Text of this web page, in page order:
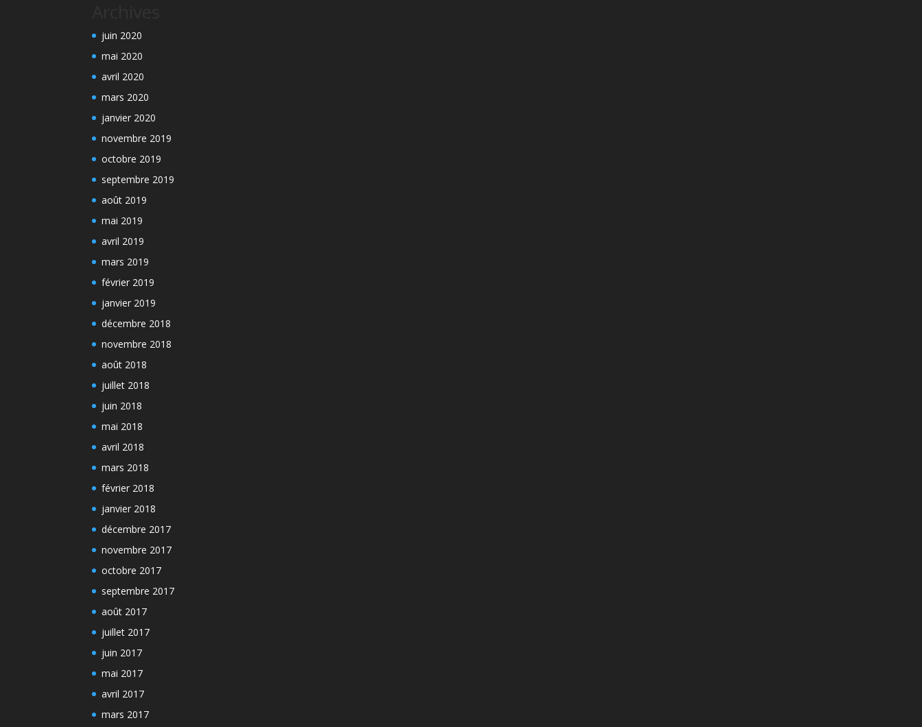
juin 2020
mai 2020
avril 2020
mars 2020
janvier 2020
novembre 2019
octobre 2019
septembre 2019
août 2019
mai 2019
avril 2019
mars 2019
février 2019
janvier 2019
décembre 2018
novembre 2018
août 2018
juillet 2018
juin 2018
mai 2018
avril 2018
mars 2018
février 2018
janvier 2018
décembre 2017
novembre 2017
octobre 2017
septembre 2017
août 2017
juillet 2017
juin 2017
mai 2017
avril 2017
mars 2017